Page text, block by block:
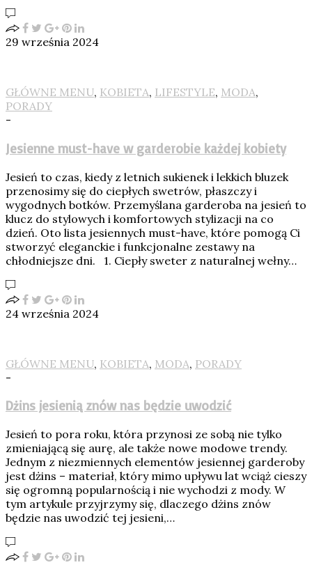
29 września 2024
GŁÓWNE MENU, KOBIETA, LIFESTYLE, MODA,
PORADY
-
Jesienne must-have w garderobie każdej kobiety
Jesień to czas, kiedy z letnich sukienek i lekkich bluzek
przenosimy się do ciepłych swetrów, płaszczy i
wygodnych botków. Przemyślana garderoba na jesień to
klucz do stylowych i komfortowych stylizacji na co
dzień. Oto lista jesiennych must-have, które pomogą Ci
stworzyć eleganckie i funkcjonalne zestawy na
chłodniejsze dni. 1. Ciepły sweter z naturalnej wełny…
24 września 2024
GŁÓWNE MENU, KOBIETA, MODA, PORADY
-
Dżins jesienią znów nas będzie uwodzić
Jesień to pora roku, która przynosi ze sobą nie tylko
zmieniającą się aurę, ale także nowe modowe trendy.
Jednym z niezmiennych elementów jesiennej garderoby
jest dżins – materiał, który mimo upływu lat wciąż cieszy
się ogromną popularnością i nie wychodzi z mody. W
tym artykule przyjrzymy się, dlaczego dżins znów
będzie nas uwodzić tej jesieni,…